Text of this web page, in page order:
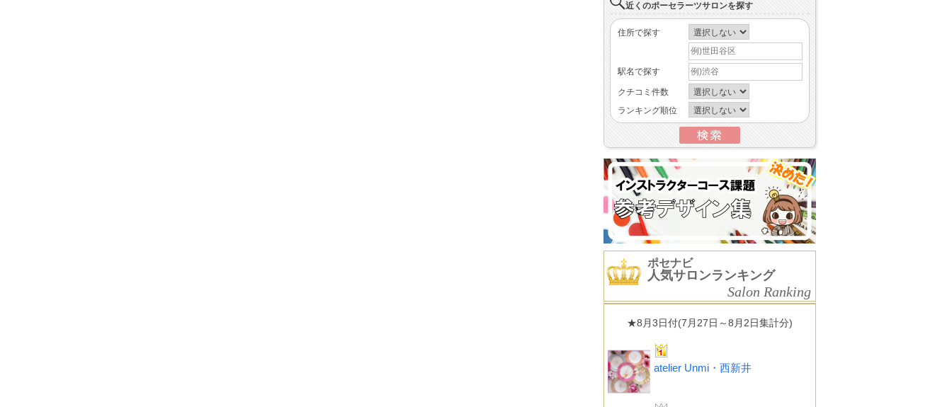
近くのポーセラーツサロンを探す
住所で探す
駅名で探す
クチコミ件数
ランキング順位
ポセナビ
人気サロンランキング
Salon Ranking
★8月3日付(7月27日～8月2日集計分)
atelier Unmi・西新井